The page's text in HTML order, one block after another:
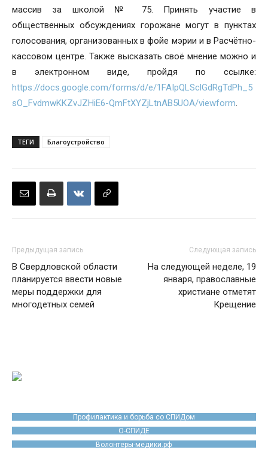
массив за школой № 75. Принять участие в
общественных обсуждениях горожане могут в пунктах
голосования, организованных в фойе мэрии и в Расчётно-
кассовом центре. Также высказать своё мнение можно и
в электронном виде, пройдя по ссылке:
https://docs.google.com/forms/d/e/1FAIpQLSclGdRgTdPh_5
sO_FvdmwKKZvJZHiE6-QmFtXYZjLtnAB5UOA/viewform.
ТЕГИ Благоустройство
Предыдущая запись
В Свердловской области
планируется ввести новые
меры поддержки для
многодетных семей
Следующая запись
На следующей неделе, 19
января, православные
христиане отметят
Крещение
Профилактика и борьба со СПИДом
О-СПИДЕ
Волонтеры-медики.рф